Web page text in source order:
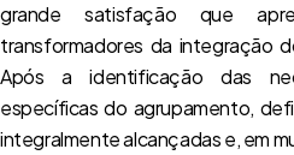
grande satisfação que
transformadores da integração
Após a identificação das
específicas do agrupamento,
integralmente alcançadas e, em